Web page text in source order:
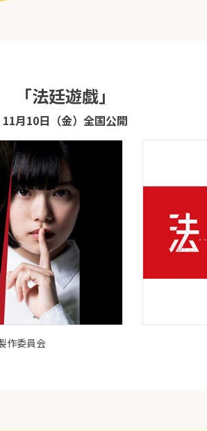
「法廷遊戯」
11月10日（金）全国公開
作委員会